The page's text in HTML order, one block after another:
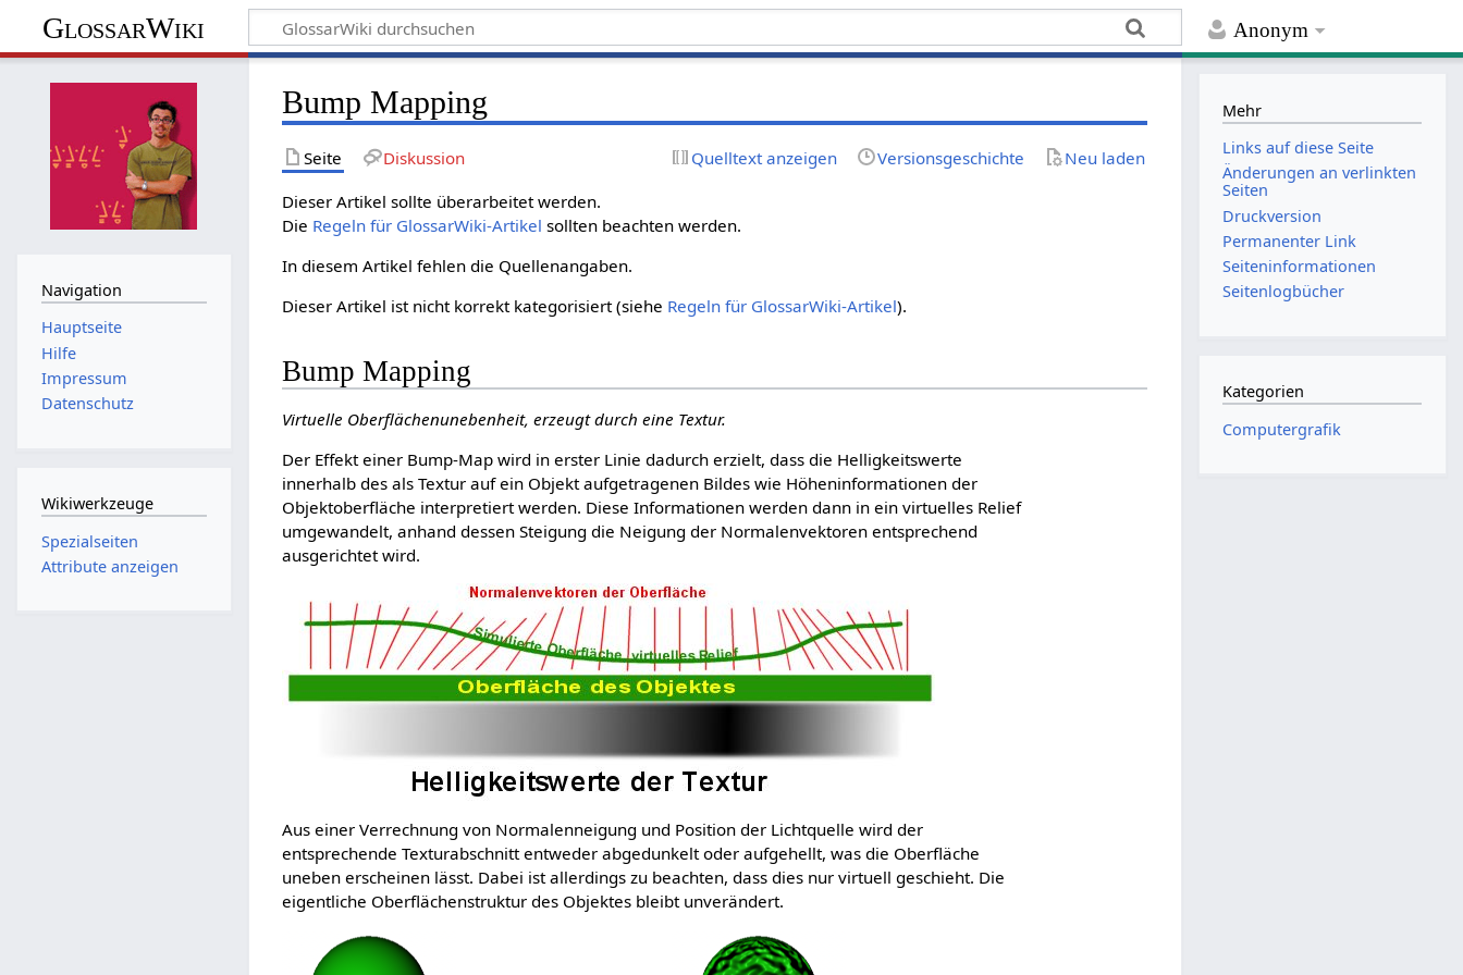
Anonym
GlossarWiki
Bump Mapping
Seite Diskussion Quelltext anzeigen Versionsgeschichte Neu laden
Dieser Artikel sollte überarbeitet werden.
Die Regeln für GlossarWiki-Artikel sollten beachten werden.
In diesem Artikel fehlen die Quellenangaben.
Dieser Artikel ist nicht korrekt kategorisiert (siehe Regeln für GlossarWiki-Artikel).
Bump Mapping
Virtuelle Oberflächenunebenheit, erzeugt durch eine Textur.
Der Effekt einer Bump-Map wird in erster Linie dadurch erzielt, dass die Helligkeitswerte
innerhalb des als Textur auf ein Objekt aufgetragenen Bildes wie Höheninformationen der
Objektoberfläche interpretiert werden. Diese Informationen werden dann in ein virtuelles Relief
umgewandelt, anhand dessen Steigung die Neigung der Normalenvektoren entsprechend
ausgerichtet wird.
Aus einer Verrechnung von Normalenneigung und Position der Lichtquelle wird der
entsprechende Texturabschnitt entweder abgedunkelt oder aufgehellt, was die Oberfläche
uneben erscheinen lässt. Dabei ist allerdings zu beachten, dass dies nur virtuell geschieht. Die
eigentliche Oberflächenstruktur des Objektes bleibt unverändert.
Navigation
Hauptseite
Hilfe
Impressum
Datenschutz
Wikiwerkzeuge
Spezialseiten
Attribute anzeigen
Mehr
Links auf diese Seite
Änderungen an verlinkten
Seiten
Druckversion
Permanenter Link
Seiten­­informationen
Seitenlogbücher
Kategorien
Computergrafik